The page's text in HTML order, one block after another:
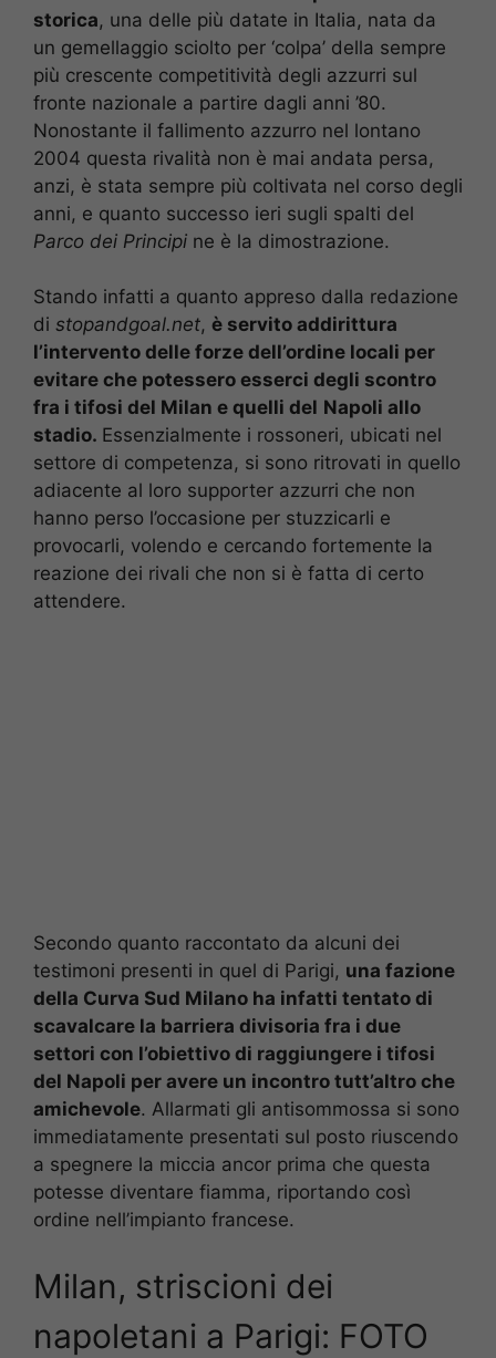
storica, una delle più datate in Italia, nata da
un gemellaggio sciolto per ‘colpa’ della sempre
più crescente competitività degli azzurri sul
fronte nazionale a partire dagli anni ’80.
Nonostante il fallimento azzurro nel lontano
2004 questa rivalità non è mai andata persa,
anzi, è stata sempre più coltivata nel corso degli
anni, e quanto successo ieri sugli spalti del
Parco dei Principi ne è la dimostrazione.
Stando infatti a quanto appreso dalla redazione
di stopandgoal.net, è servito addirittura
l’intervento delle forze dell’ordine locali per
evitare che potessero esserci degli scontro
fra i tifosi del Milan e quelli del Napoli allo
stadio. Essenzialmente i rossoneri, ubicati nel
settore di competenza, si sono ritrovati in quello
adiacente al loro supporter azzurri che non
hanno perso l’occasione per stuzzicarli e
provocarli, volendo e cercando fortemente la
reazione dei rivali che non si è fatta di certo
attendere.
Secondo quanto raccontato da alcuni dei
testimoni presenti in quel di Parigi, una fazione
della Curva Sud Milano ha infatti tentato di
scavalcare la barriera divisoria fra i due
settori con l’obiettivo di raggiungere i tifosi
del Napoli per avere un incontro tutt’altro che
amichevole. Allarmati gli antisommossa si sono
immediatamente presentati sul posto riuscendo
a spegnere la miccia ancor prima che questa
potesse diventare fiamma, riportando così
ordine nell’impianto francese.
Milan, striscioni dei
napoletani a Parigi: FOTO